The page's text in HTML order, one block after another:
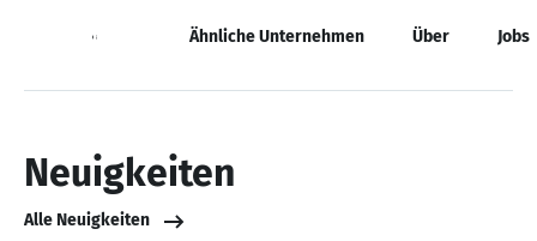
Neuigkeiten Ähnliche Unternehmen Über Jobs
Neuigkeiten
Alle Neuigkeiten